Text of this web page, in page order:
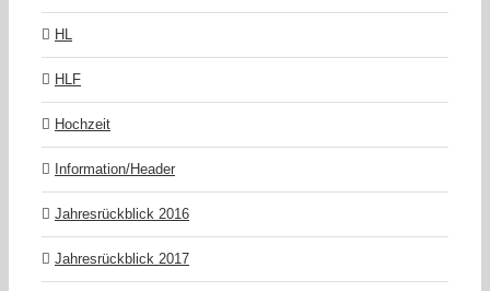
HL
HLF
Hochzeit
Information/Header
Jahresrückblick 2016
Jahresrückblick 2017